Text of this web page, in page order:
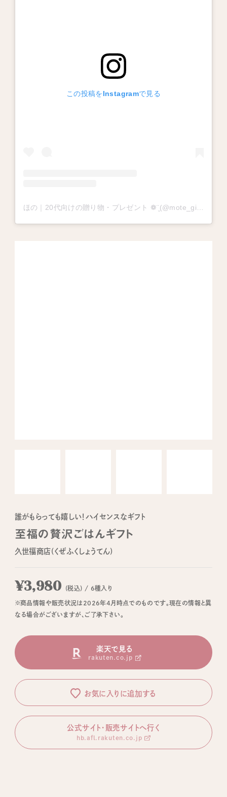
この投稿をInstagramで見る
誰がもらっても嬉しい！ハイセンスなギフト
至福の贅沢ごはんギフト
久世福商店(くぜふくしょうてん)
¥3,980 (税込) / 6種入り
※商品情報や販売状況は2026年4月時点でのものです。現在の情報と異
なる場合がございますが、ご了承下さい。
楽天で見る
rakuten.co.jp
お気に入りに追加する
公式サイト・販売サイトへ行く
hb.afl.rakuten.co.jp